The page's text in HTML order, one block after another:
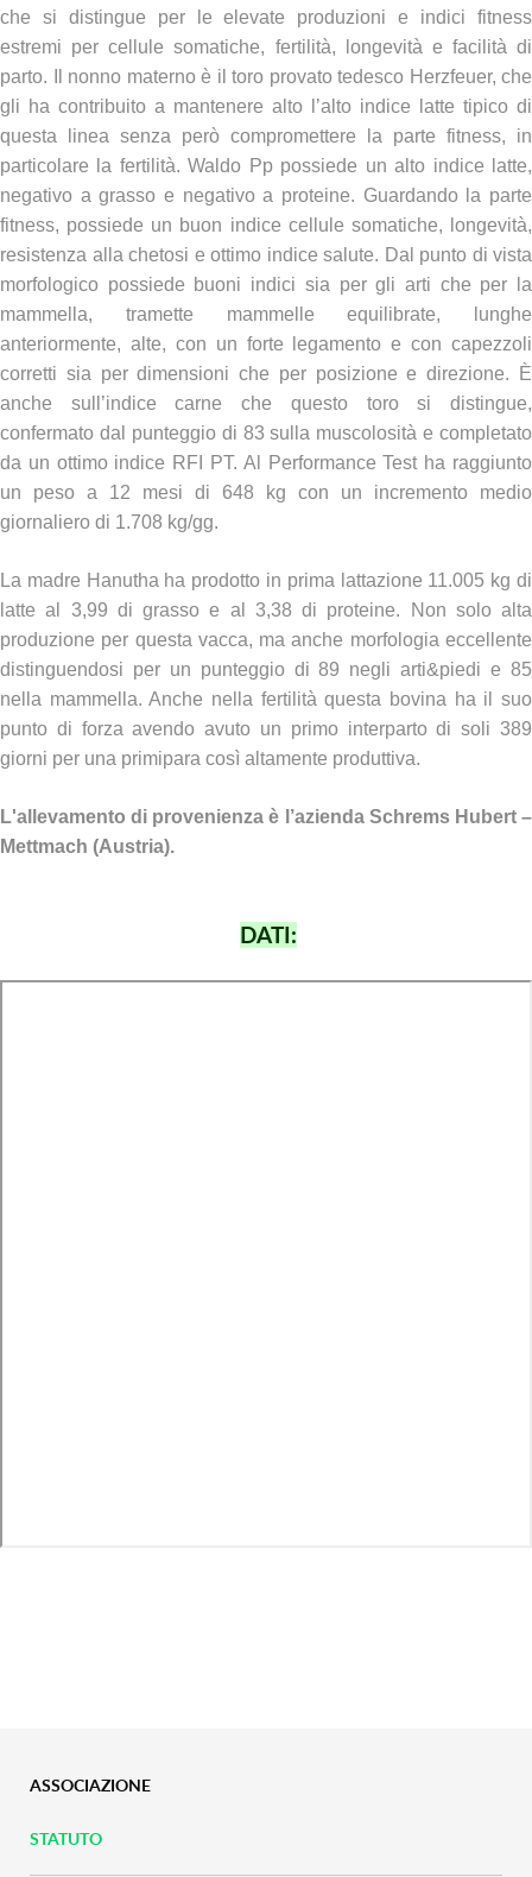
che si distingue per le elevate produzioni e indici fitness
estremi per cellule somatiche, fertilità, longevità e facilità di
parto. Il nonno materno è il toro provato tedesco Herzfeuer, che
gli ha contribuito a mantenere alto l’alto indice latte tipico di
questa linea senza però compromettere la parte fitness, in
particolare la fertilità. Waldo Pp possiede un alto indice latte,
negativo a grasso e negativo a proteine. Guardando la parte
fitness, possiede un buon indice cellule somatiche, longevità,
resistenza alla chetosi e ottimo indice salute. Dal punto di vista
morfologico possiede buoni indici sia per gli arti che per la
mammella, tramette mammelle equilibrate, lunghe
anteriormente, alte, con un forte legamento e con capezzoli
corretti sia per dimensioni che per posizione e direzione. È
anche sull’indice carne che questo toro si distingue,
confermato dal punteggio di 83 sulla muscolosità e completato
da un ottimo indice RFI PT. Al Performance Test ha raggiunto
un peso a 12 mesi di 648 kg con un incremento medio
giornaliero di 1.708 kg/gg.
La madre Hanutha ha prodotto in prima lattazione 11.005 kg di
latte al 3,99 di grasso e al 3,38 di proteine. Non solo alta
produzione per questa vacca, ma anche morfologia eccellente
distinguendosi per un punteggio di 89 negli arti&piedi e 85
nella mammella. Anche nella fertilità questa bovina ha il suo
punto di forza avendo avuto un primo interparto di soli 389
giorni per una primipara così altamente produttiva.
L'allevamento di provenienza è l’azienda Schrems Hubert –
Mettmach (Austria).
DATI:
ASSOCIAZIONE
STATUTO